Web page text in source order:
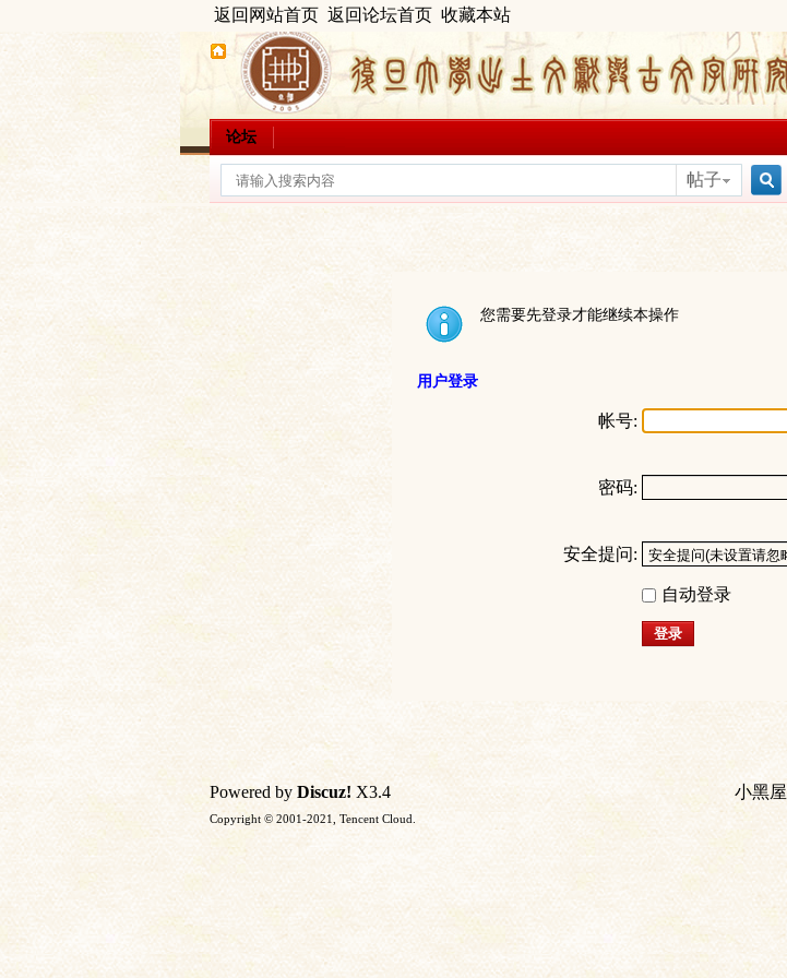
返回网站首页 返回论坛首页 收藏本站
论坛
帖子
您需要先登录才能继续本操作
用户登录
帐号:
密码:
安全提问:
自动登录
登录
小黑屋
Powered by Discuz! X3.4
Copyright © 2001-2021, Tencent Cloud.